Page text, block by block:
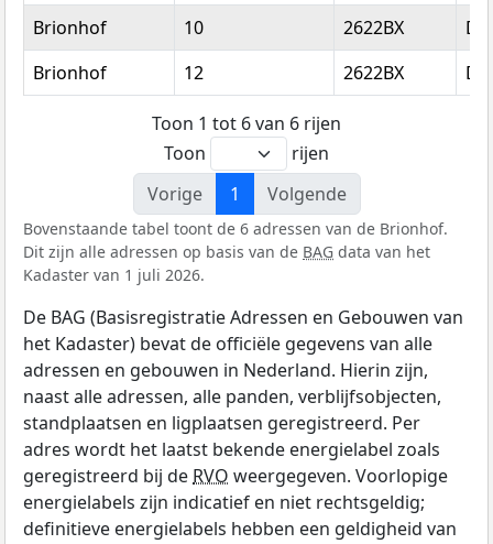
Brionhof
10 2622BX
Brionhof
12 2622BX
Toon 1 tot 6 van 6 rijen
Toon
rijen
Vorige
1 Volgende
Bovenstaande tabel toont de 6 adressen van de Brionhof.
Dit zijn alle adressen op basis van de BAG data van het
Kadaster van 1 juli 2026.
De BAG (Basisregistratie Adressen en Gebouwen van
het Kadaster) bevat de officiële gegevens van alle
adressen en gebouwen in Nederland. Hierin zijn,
naast alle adressen, alle panden, verblijfsobjecten,
standplaatsen en ligplaatsen geregistreerd. Per
adres wordt het laatst bekende energielabel zoals
geregistreerd bij de RVO weergegeven. Voorlopige
energielabels zijn indicatief en niet rechtsgeldig;
definitieve energielabels hebben een geldigheid van